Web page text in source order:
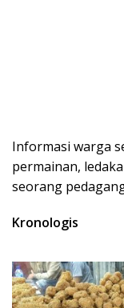
Informasi warga
permainan,
seorang
Kronologis